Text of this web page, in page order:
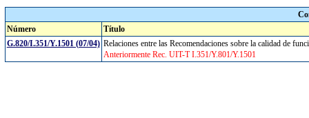
Número
Título
G.820/I.351/Y.1501 (07/04) Relaciones entre las Recomendaciones sobre la calidad de
Anteriormente Rec. UIT-T I.351/Y.801/Y.1501